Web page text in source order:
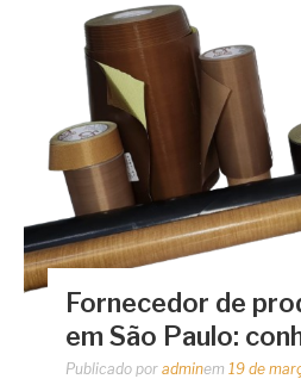
Fornecedor de
em São Paulo:
Publicado por adminem 19 de